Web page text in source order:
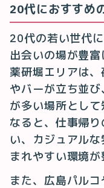
20代におすすめ
20代の若い世代
出会いの場が豊
薬研堀エリアは
やバーが立ち並
が多い場所とし
なると、仕事帰
い、カジュアル
まれやすい環境が
また、広島パル